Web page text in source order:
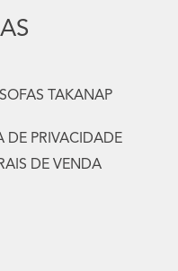
TAKANAP
DE PRIVACIDADE
DE VENDA